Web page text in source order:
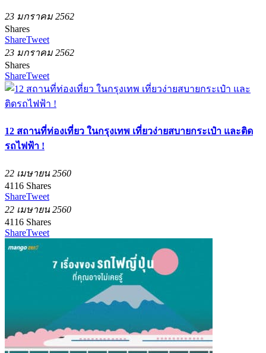
23 มกราคม 2562
Shares
ShareTweet
23 มกราคม 2562
Shares
ShareTweet
12 สถานที่ท่องเที่ยว ในกรุงเทพ เที่ยวง่ายสบายกระเป๋า และติด
รถไฟฟ้า !
22 เมษายน 2560
4116 Shares
ShareTweet
22 เมษายน 2560
4116 Shares
ShareTweet